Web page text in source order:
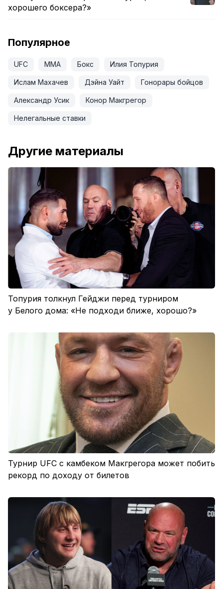
хорошего боксера?»
Популярное
UFC ММА Бокс Илия Топурия
Ислам Махачев Дэйна Уайт Гонорары бойцов
Александр Усик Конор Макгрегор
Нелегальные ставки
Другие материалы
Топурия толкнул Гейджи перед турниром
у Белого дома: «Не подходи ближе, хорошо?»
Турнир UFC с камбеком Макгрегора может побить
рекорд по доходу от билетов